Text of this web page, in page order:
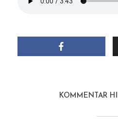
KOMMENTAR